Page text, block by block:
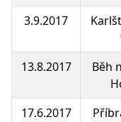
3.9.2017
13.8.2017
Běh
17.6.2017